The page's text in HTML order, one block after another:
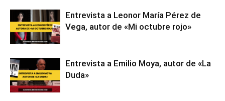
Entrevista a Leonor María Pérez de
Vega, autor de «Mi octubre rojo»
Entrevista a Emilio Moya, autor de «La
Duda»